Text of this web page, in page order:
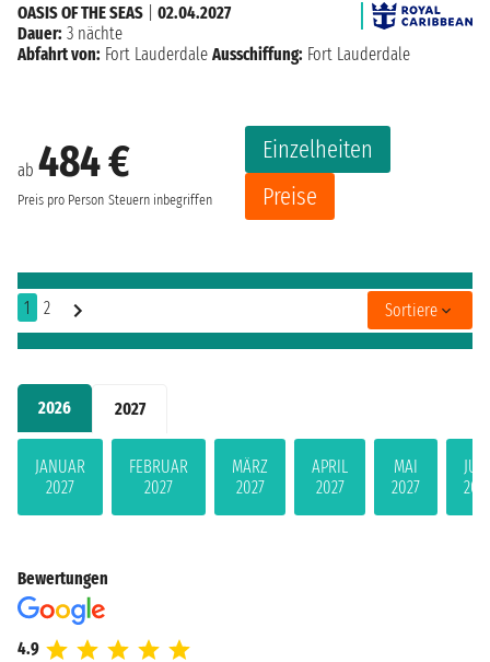
2026 2027
JANUAR
2027
FEBRUAR
2027
MÄRZ
2027
APRIL
2027
MAI
2027
ab 484 €
Preis pro Person Steuern inbegriffen
Einzelheiten
Preise
OASIS OF THE SEAS
02.04.2027
Dauer: 3 nächte
Abfahrt von: Fort Lauderdale Ausschiffung: Fort Lauderdale
1 2 Sortiere
Bewertungen
4.9